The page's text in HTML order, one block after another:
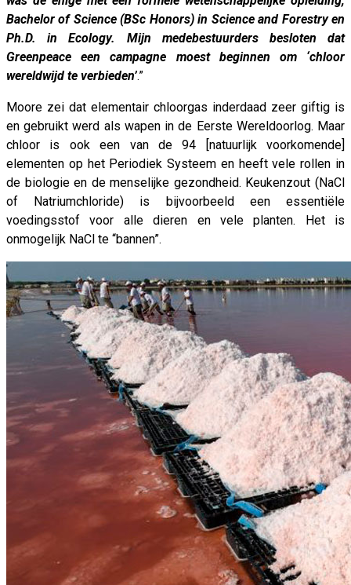
Bachelor of Science (BSc Honors) in Science and Forestry en
Ph.D. in Ecology. Mijn medebestuurders besloten dat
Greenpeace een campagne moest beginnen om ‘chloor
wereldwijd te verbieden’.”
Moore zei dat elementair chloorgas inderdaad zeer giftig is
en gebruikt werd als wapen in de Eerste Wereldoorlog. Maar
chloor is ook een van de 94 [natuurlijk voorkomende]
elementen op het Periodiek Systeem en heeft vele rollen in
de biologie en de menselijke gezondheid. Keukenzout (NaCl
of Natriumchloride) is bijvoorbeeld een essentiële
voedingsstof voor alle dieren en vele planten. Het is
onmogelijk NaCl te “bannen”.